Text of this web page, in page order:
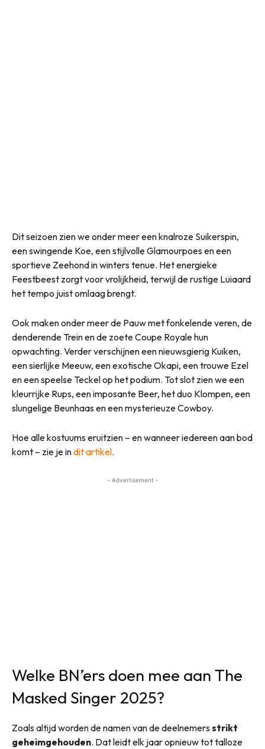
Dit seizoen zien we onder meer een knalroze Suikerspin,
een swingende Koe, een stijlvolle Glamourpoes en een
sportieve Zeehond in winters tenue. Het energieke
Feestbeest zorgt voor vrolijkheid, terwijl de rustige Luiaard
het tempo juist omlaag brengt.
Ook maken onder meer de Pauw met fonkelende veren, de
denderende Trein en de zoete Coupe Royale hun
opwachting. Verder verschijnen een nieuwsgierig Kuiken,
een sierlijke Meeuw, een exotische Okapi, een trouwe Ezel
en een speelse Teckel op het podium. Tot slot zien we een
kleurrijke Rups, een imposante Beer, het duo Klompen, een
slungelige Beunhaas en een mysterieuze Cowboy.
Hoe alle kostuums eruitzien – en wanneer iedereen aan bod
komt – zie je indit artikel.
- Advertisement -
Welke BN’ers doen mee aan The
Masked Singer 2025?
Zoals altijd worden de namen van de deelnemers strikt
geheimgehouden. Dat leidt elk jaar opnieuw tot talloze